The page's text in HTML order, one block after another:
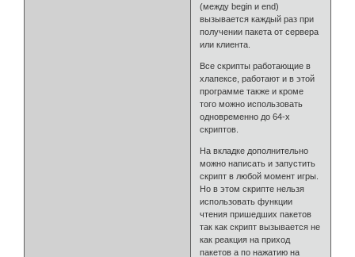
(между begin и end)
вызывается каждый раз при
получении пакета от сервера
или клиента.
Все скрипты работающие в
хлапексе, работают и в этой
программе также и кроме
того можно использовать
одновременно до 64-х
скриптов.
На вкладке дополнительно
можно написать и запустить
скрипт в любой момент игры.
Но в этом скрипте нельзя
использовать функции
чтения пришедших пакетов
так как скрипт вызывается не
как реакция на приход
пакетов а по нажатию на